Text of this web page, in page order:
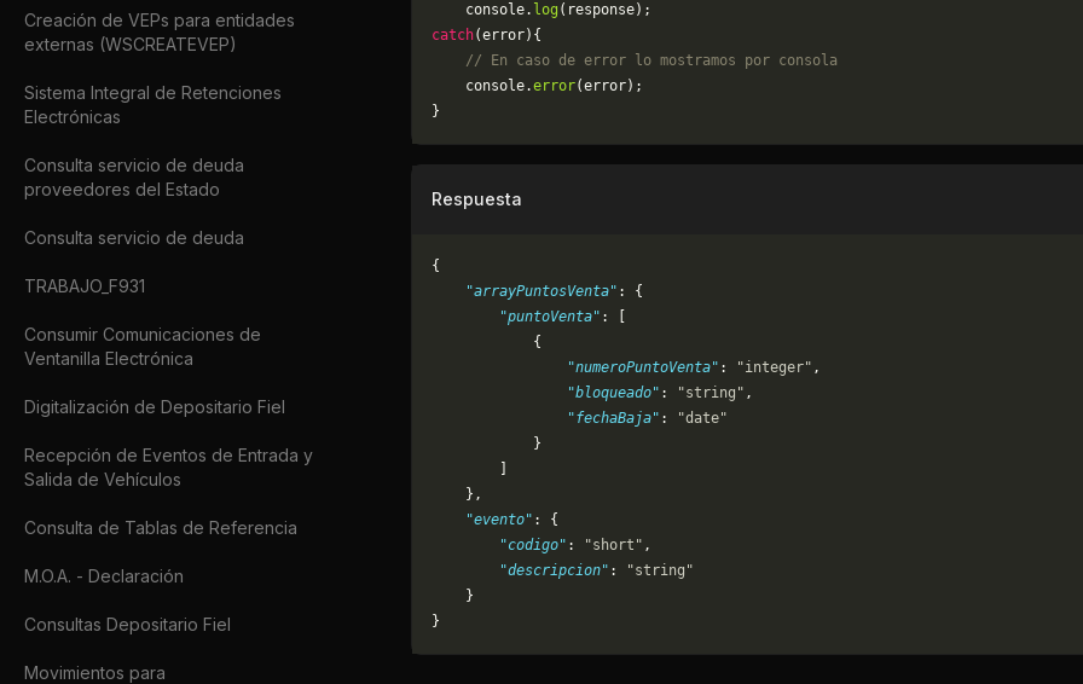
Creación de VEPs para entidades
externas (WSCREATEVEP)
Sistema Integral de Retenciones
Electrónicas
Consulta servicio de deuda
proveedores del Estado
Consulta servicio de deuda
TRABAJO_F931
Consumir Comunicaciones de
Ventanilla Electrónica
Digitalización de Depositario Fiel
Recepción de Eventos de Entrada y
Salida de Vehículos
Consulta de Tablas de Referencia
M.O.A. - Declaración
Consultas Depositario Fiel
Movimientos para
    console.
log (response);
catch(error){
    // En caso de error lo mostramos por consola
	console.
error(error);
}
Respuesta
{
    "arrayPuntosVenta"
: {
        "puntoVenta"
: [
            {
                "numeroPuntoVenta"
: "integer" ,
                "bloqueado"
: "string" ,
                "fechaBaja"
:
"date"
            }
    },
    "evento"
: {
        "codigo"
: "short" ,
        "descripcion"
:
"string"
    }
}